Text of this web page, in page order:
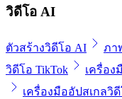
วิดีโอ AI
ตัวสร้างวิดีโอ AI ภา
วิดีโอ TikTok
เครื่อง
เครื่องมืออัปสเกลวิ